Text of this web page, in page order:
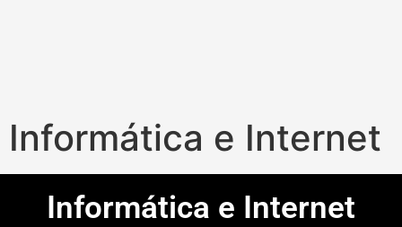
Informática e Internet
Informática e Internet